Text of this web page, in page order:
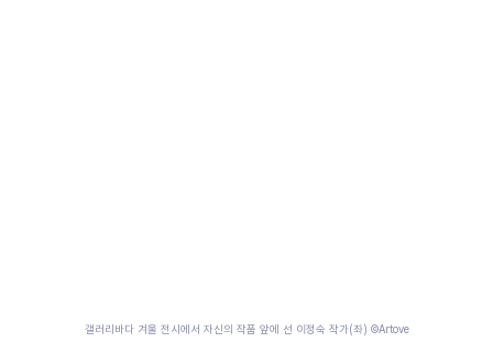
갤러리바다 겨울 전시에서 자신의 작품 앞에 선 이정숙 작가(좌) ©Artove